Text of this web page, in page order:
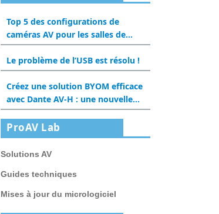
Top 5 des configurations de
caméras AV pour les salles de
classe hybrides en 2025
Le problème de l’USB est résolu !
Créez une solution BYOM efficace
avec Dante AV-H : une nouvelle
expérience pour les salles de
réunion et les salles de classe
ProAV Lab
Solutions AV
Guides techniques
Mises à jour du micrologiciel